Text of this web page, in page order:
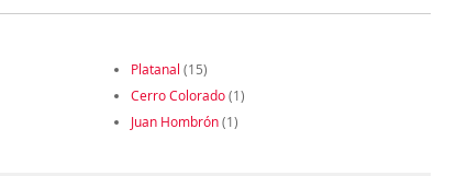
Platanal (15)
Cerro Colorado(1)
Juan Hombrón(1)